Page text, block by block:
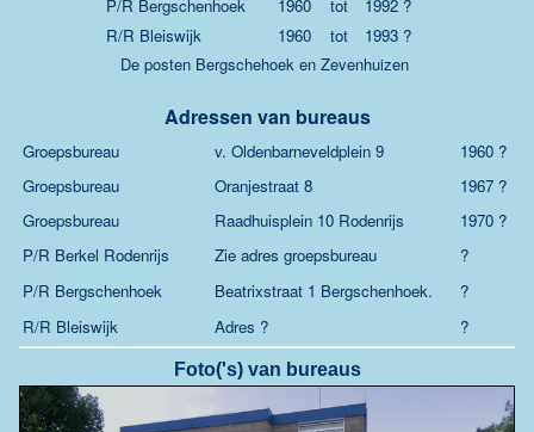
P/R Bergschenhoek
1960 tot
1992 ?
R/R Bleiswijk
1960 tot
1993 ?
De posten Bergschehoek en Zevenhuizen
Adressen van bureaus
Groepsbureau v. Oldenbarneveldplein 9
1960 ?
Groepsbureau
Oranjestraat 8
1967 ?
Groepsbureau
Raadhuisplein 10 Rodenrijs
1970 ?
P/R Berkel Rodenrijs
Zie adres groepsbureau
?
P/R Bergschenhoek
Beatrixstraat 1 Bergschenhoek.
?
R/R Bleiswijk
Adres ? ?
Foto('s) van bureaus